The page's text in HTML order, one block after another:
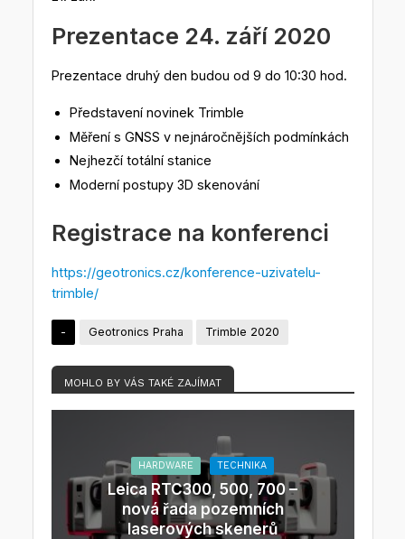
Prezentace 24. září 2020
Prezentace druhý den budou od 9 do 10:30 hod.
Představení novinek Trimble
Měření s GNSS v nejnáročnějších podmínkách
Nejhezčí totální stanice
Moderní postupy 3D skenování
Registrace na konferenci
https://geotronics.cz/konference-uzivatelu-
trimble/
- Geotronics Praha Trimble 2020
MOHLO BY VÁS TAKÉ ZAJÍMAT
HARDWARE TECHNIKA
Leica RTC300, 500, 700 –
nová řada pozemních
laserových skenerů